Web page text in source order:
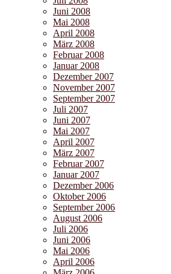
Juni 2008
Mai 2008
April 2008
März 2008
Februar 2008
Januar 2008
Dezember 2007
November 2007
September 2007
Juli 2007
Juni 2007
Mai 2007
April 2007
März 2007
Februar 2007
Januar 2007
Dezember 2006
Oktober 2006
September 2006
August 2006
Juli 2006
Juni 2006
Mai 2006
April 2006